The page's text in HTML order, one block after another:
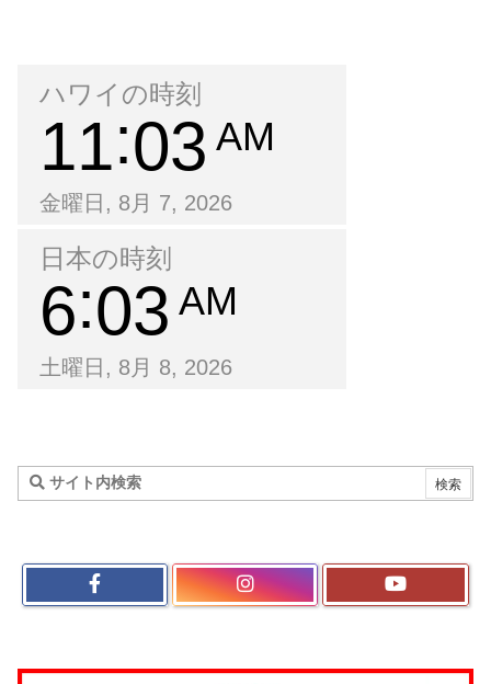
ハワイの時刻
11 03 AM
金曜日, 8月 7, 2026
日本の時刻
6 03 AM
土曜日, 8月 8, 2026